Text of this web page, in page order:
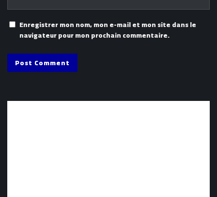
Enregistrer mon nom, mon e-mail et mon site dans le
navigateur pour mon prochain commentaire.